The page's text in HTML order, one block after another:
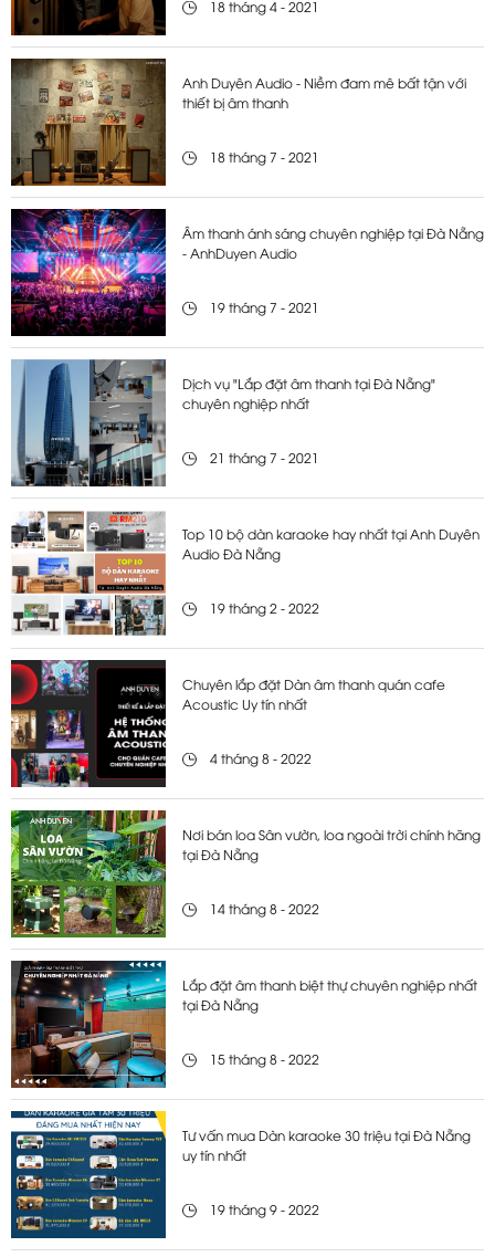
18 tháng 4 - 2021
Anh Duyên Audio - Niềm đam mê bất tận với
thiết bị âm thanh
18 tháng 7 - 2021
Âm thanh ánh sáng chuyên nghiệp tại Đà Nẵng
- AnhDuyen Audio
19 tháng 7 - 2021
Dịch vụ "Lắp đặt âm thanh tại Đà Nẵng"
chuyên nghiệp nhất
21 tháng 7 - 2021
Top 10 bộ dàn karaoke hay nhất tại Anh Duyên
Audio Đà Nẵng
19 tháng 2 - 2022
Chuyên lắp đặt Dàn âm thanh quán cafe
Acoustic Uy tín nhất
4 tháng 8 - 2022
Nơi bán loa Sân vườn, loa ngoài trời chính hãng
tại Đà Nẵng
14 tháng 8 - 2022
Lắp đặt âm thanh biệt thự chuyên nghiệp nhất
tại Đà Nẵng
15 tháng 8 - 2022
Tư vấn mua Dàn karaoke 30 triệu tại Đà Nẵng
uy tín nhất
19 tháng 9 - 2022